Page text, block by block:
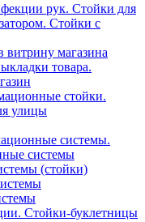
рук. Стойки для
Стойки с
витрину магазина
товара.
стойки.
улицы
системы.
системы
(стойки)
Стойки-буклетницы